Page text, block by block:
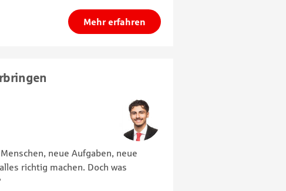
Mehr erfahren
neue Aufgaben, neue
richtig machen. Doch was